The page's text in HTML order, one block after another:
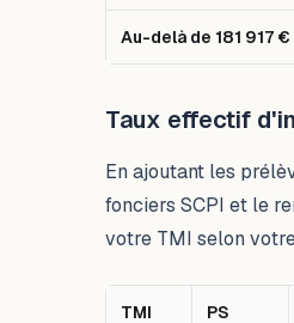
Au-delà de 181 917 €
Taux effectif
En ajoutant les
fonciers SCPI et le
votre TMI selon
TMI PS